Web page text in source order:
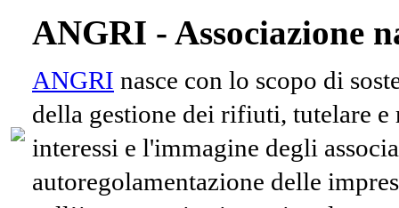
ANGRI - Associazione
ANGRI nasce con lo scopo di
della gestione dei rifiuti, tutelare e
interessi e l'immagine degli
autoregolamentazione delle